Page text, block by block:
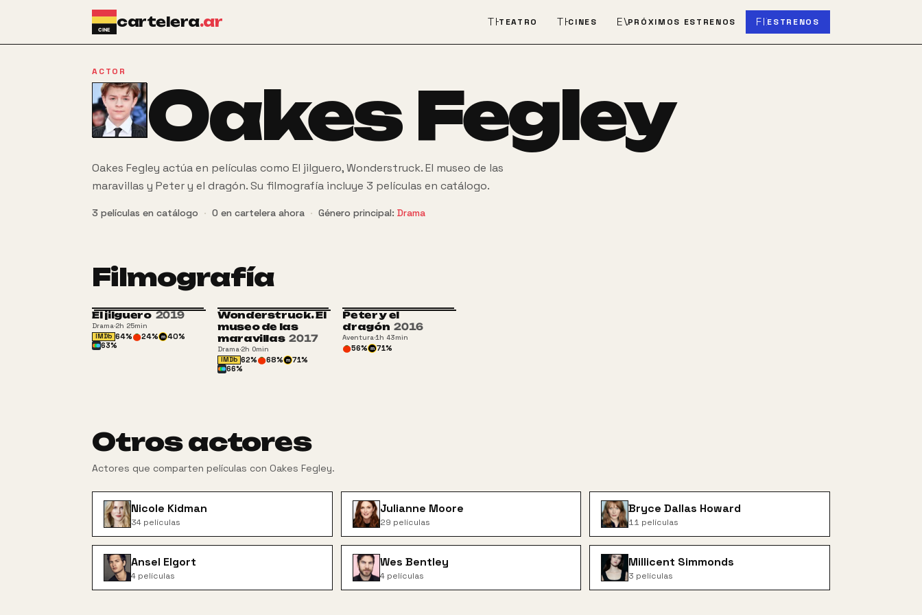
Ir al contenido principal
cartelera.ar THEATER_COMEDY
TEATRO THEATERS
CINES EVENT_UPCOMING
PRÓXIMOS ESTRENOS FIBER_NEW
ESTRENOS
ACTOR
Oakes Fegley
Oakes Fegley actúa en películas como El jilguero, Wonderstruck. El museo de las
maravillas y Peter y el dragón. Su filmografía incluye 3 películas en catálogo.
3 películas en catálogo · 0 en cartelera ahora · Género principal:Drama
Filmografía
El jilguero 2019
Drama·2h 25min
IMDb 64% 24% m 40%
63%
ATP
Wonderstruck. El
museo de las
maravillas 2017
Drama·2h 0min
IMDb 62% 68% m 71%
66%
Peter y el
dragón 2016
Aventura·1h 43min
56% m 71%
Otros actores
Actores que comparten películas con Oakes Fegley.
Nicole Kidman
34 películas
Julianne Moore
29 películas
Bryce Dallas Howard
11 películas
Ansel Elgort
4 películas
Wes Bentley
4películas
Millicent Simmonds
3 películas